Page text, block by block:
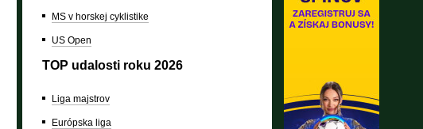
MS v horskej cyklistike
US Open
TOP udalosti roku 2026
Liga majstrov
Európska liga